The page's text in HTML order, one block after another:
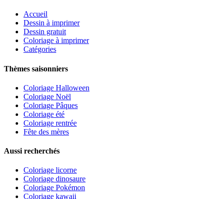
Accueil
Dessin à imprimer
Dessin gratuit
Coloriage à imprimer
Catégories
Thèmes saisonniers
Coloriage Halloween
Coloriage Noël
Coloriage Pâques
Coloriage été
Coloriage rentrée
Fête des mères
Aussi recherchés
Coloriage licorne
Coloriage dinosaure
Coloriage Pokémon
Coloriage kawaii